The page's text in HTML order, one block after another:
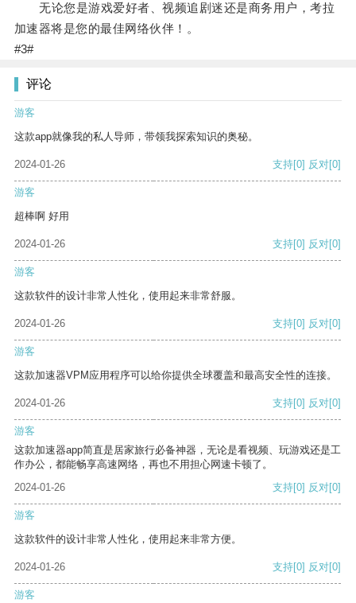
无论您是游戏爱好者、视频追剧迷还是商务用户，考拉
加速器将是您的最佳网络伙伴！。
#3#
评论
游客
这款app就像我的私人导师，带领我探索知识的奥秘。
2024-01-26 支持[0] 反对[0]
游客
超棒啊 好用
2024-01-26 支持[0] 反对[0]
游客
这款软件的设计非常人性化，使用起来非常舒服。
2024-01-26 支持[0] 反对[0]
游客
这款加速器VPM应用程序可以给你提供全球覆盖和最高安全性的连接。
2024-01-26 支持[0] 反对[0]
游客
这款加速器app简直是居家旅行必备神器，无论是看视频、玩游戏还是工
作办公，都能畅享高速网络，再也不用担心网速卡顿了。
2024-01-26
支持[0] 反对[0]
游客
这款软件的设计非常人性化，使用起来非常方便。
2024-01-26 支持[0] 反对[0]
游客